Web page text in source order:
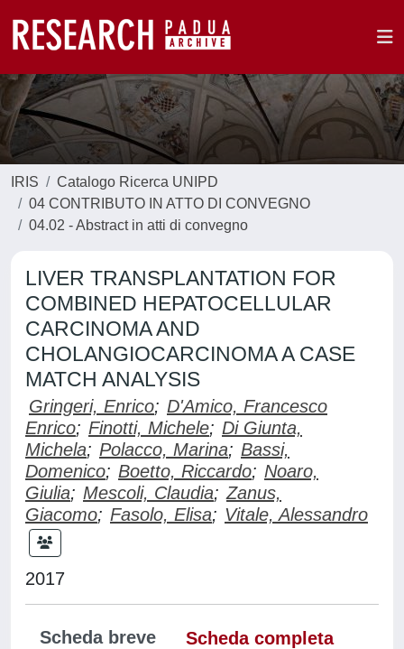
IRIS
Catalogo Ricerca UNIPD
04 CONTRIBUTO IN ATTO DI CONVEGNO
04.02 - Abstract in atti di convegno
LIVER TRANSPLANTATION FOR
COMBINED HEPATOCELLULAR
CARCINOMA AND
CHOLANGIOCARCINOMA A CASE
MATCH ANALYSIS
Gringeri, Enrico; D'Amico, Francesco
Enrico; Finotti, Michele; Di Giunta,
Michela; Polacco, Marina; Bassi,
Domenico; Boetto, Riccardo; Noaro,
Giulia; Mescoli, Claudia; Zanus,
Giacomo; Fasolo, Elisa; Vitale, Alessandro
2017
Scheda breve
Scheda completa